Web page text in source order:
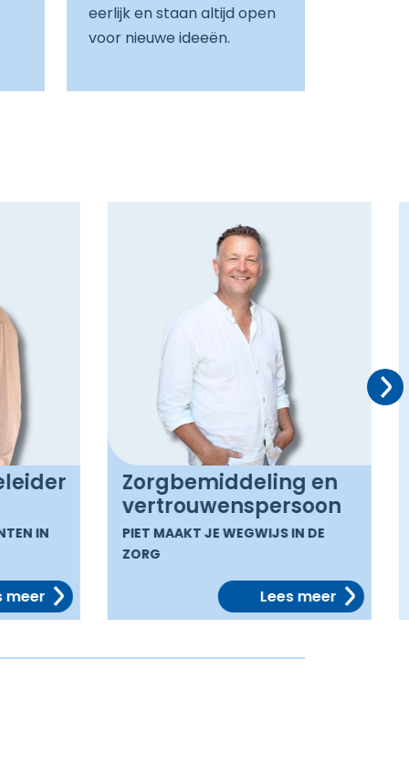
eerlijk en staan altijd open
voor nieuwe ideeën.
IN
meer
Zorgbemiddeling en
vertrouwenspersoon
PIET MAAKT JE WEGWIJS IN DE
ZORG
Lees meer